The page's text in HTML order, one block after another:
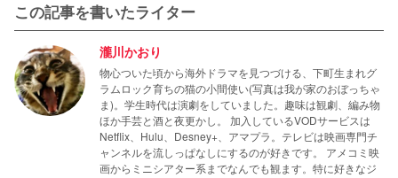
もともとは同年7月公開予定となっていましたが、コロナ
禍などさまざまな事情により3ヶ月後ろ倒しになりまし
た。
魔術師から能力を授かった2人は、同じ呪文で変身。しか
1940年代のコミックでは、ブラックアダムがシャザム(当
時の名前はキャプテン・マーベル)ことビリー・バットソン
の両親を殺害したため、2人は対立するようになりまし
この記事を書いたライター
瀧川かおり
物心ついた頃から海外ドラマを見つづける、下町生まれグ
ラムロック育ちの猫の小間使い(写真は我が家のおぼっちゃ
ま)。学生時代は演劇をしていました。趣味は観劇、編み物
ほか手芸と酒と夜更かし。 加入しているVODサービスは
Netflix、Hulu、Desney+、アマプラ。テレビは映画専門チ
ャンネルを流しっぱなしにするのが好きです。 アメコミ映
画からミニシアター系までなんでも観ます。特に好きなジ